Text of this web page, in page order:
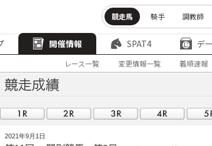
競走馬 騎手 調教師
開催情報 SPAT4 デ
レース一覧 変更情報一覧 着順速報
2021年9月1日